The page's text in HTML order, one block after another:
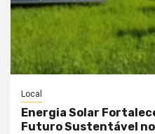
Local
Energia Solar
Futuro Sustentável